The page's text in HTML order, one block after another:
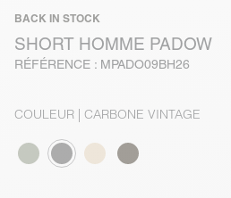
BACK IN STOCK
SHORT HOMME PADOW
RÉFÉRENCE : MPADO09BH26
COULEUR | CARBONE VINTAGE